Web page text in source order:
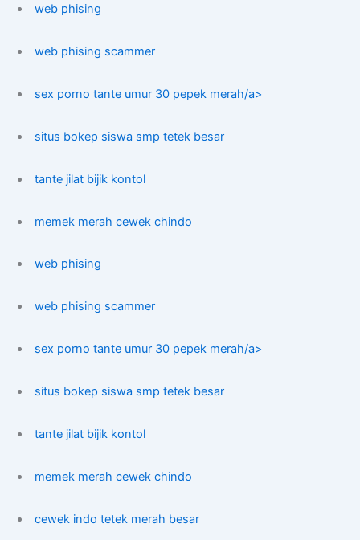
web phising
web phising scammer
sex porno tante umur 30 pepek merah/a>
situs bokep siswa smp tetek besar
tante jilat bijik kontol
memek merah cewek chindo
web phising
web phising scammer
sex porno tante umur 30 pepek merah/a>
situs bokep siswa smp tetek besar
tante jilat bijik kontol
memek merah cewek chindo
cewek indo tetek merah besar